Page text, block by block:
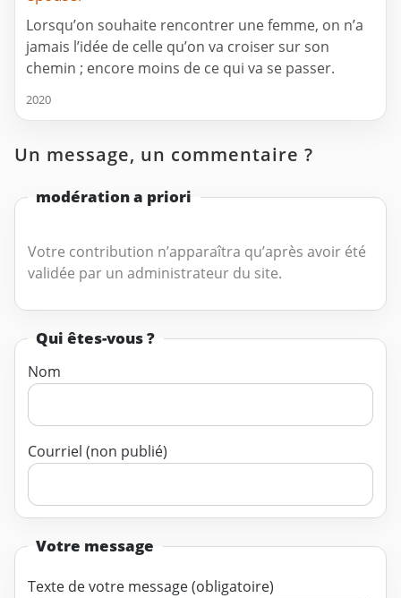
Lorsqu’on souhaite rencontrer une femme, on n’a
jamais l’idée de celle qu’on va croiser sur son
chemin ; encore moins de ce qui va se passer.
2020
Un message, un commentaire ?
modération a priori
Votre contribution n’apparaîtra qu’après avoir été
validée par un administrateur du site.
Qui êtes-vous ?
Nom
Courriel (non publié)
Votre message
Texte de votre message (obligatoire)